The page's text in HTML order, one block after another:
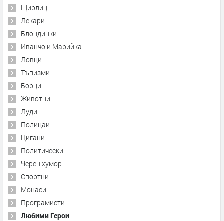
Щирлиц
Лекари
Блондинки
Иванчо и Марийка
Ловци
Тъпизми
Борци
Животни
Луди
Полицаи
Цигани
Политически
Черен хумор
Спортни
Монаси
Програмисти
Любими Герои